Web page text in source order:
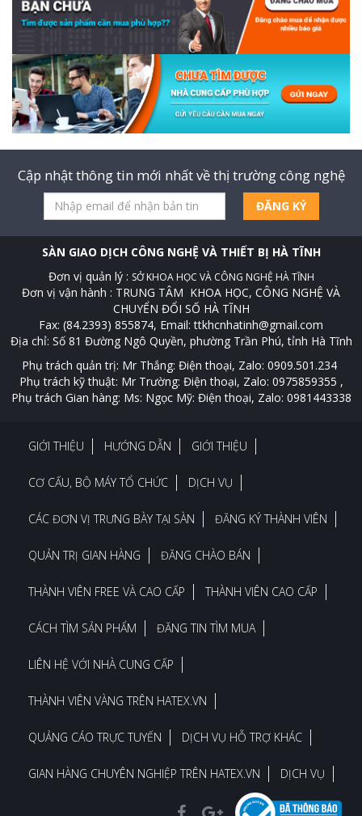
Cập nhật thông tin mới nhất về thị trường công nghệ
ĐĂNG KÝ
SÀN GIAO DỊCH CÔNG NGHỆ VÀ THIẾT BỊ HÀ TĨNH
Đơn vị quản lý : SỞ KHOA HỌC VÀ CÔNG NGHỆ HÀ TĨNH
Đơn vị vận hành : TRUNG TÂM KHOA HỌC, CÔNG NGHỆ VÀ
CHUYỂN ĐỔI SỐ HÀ TĨNH
Fax: (84.2393) 855874, Email: ttkhcnhatinh@gmail.com
Địa chỉ: Số 81 Đường Ngô Quyền, phường Trần Phú, tỉnh Hà Tĩnh
Phụ trách quản trị: Mr Thắng: Điện thoại, Zalo: 0909.501.234
Phụ trách kỹ thuật: Mr Trường: Điện thoại, Zalo: 0975859355 ,
Phụ trách Gian hàng: Ms: Ngọc Mỹ: Điện thoại, Zalo: 0981443338
GIỚI THIỆU HƯỚNG DẪN GIỚI THIỆU
CƠ CẤU, BỘ MÁY TỔ CHỨC DỊCH VỤ
CÁC ĐƠN VỊ TRƯNG BÀY TẠI SÀN ĐĂNG KÝ THÀNH VIÊN
QUẢN TRỊ GIAN HÀNG ĐĂNG CHÀO BÁN
THÀNH VIÊN FREE VÀ CAO CẤP THÀNH VIÊN CAO CẤP
CÁCH TÌM SẢN PHẨM ĐĂNG TIN TÌM MUA
LIÊN HỆ VỚI NHÀ CUNG CẤP
THÀNH VIÊN VÀNG TRÊN HATEX.VN
QUẢNG CÁO TRỰC TUYẾN DỊCH VỤ HỖ TRỢ KHÁC
GIAN HÀNG CHUYÊN NGHIỆP TRÊN HATEX.VN DỊCH VỤ